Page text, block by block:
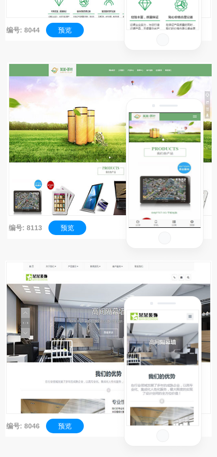
编号: 8044 预览
编号: 8113 预览
编号: 8046 预览